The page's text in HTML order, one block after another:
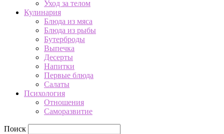
Уход за телом
Кулинария
Блюда из мяса
Блюда из рыбы
Бутерброды
Выпечка
Десерты
Напитки
Первые блюда
Салаты
Психология
Отношения
Саморазвитие
Поиск